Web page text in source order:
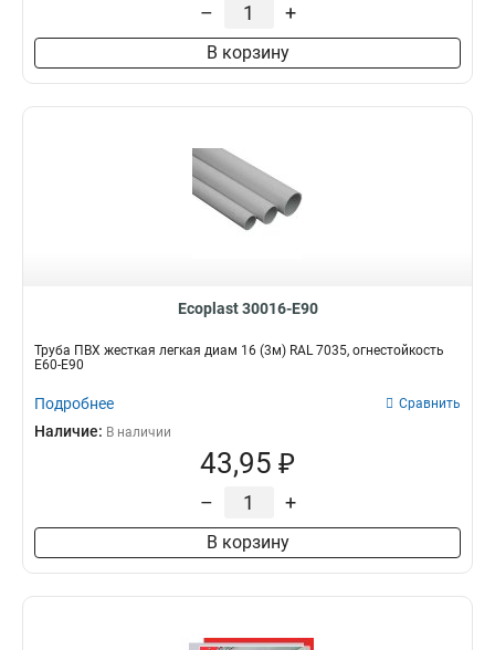
– +
В корзину
Ecoplast 30016-E90
Труба ПВХ жесткая легкая диам 16 (3м) RAL 7035, огнестойкость
E60-E90
Подробнее Сравнить
Наличие: В наличии
43,95 ₽
– +
В корзину